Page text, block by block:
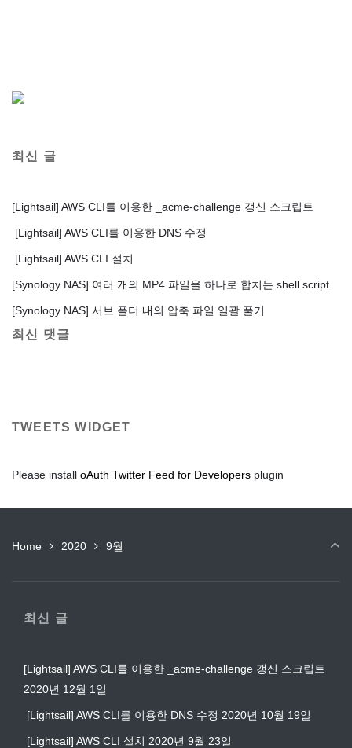
최신 글
[Lightsail] AWS CLI를 이용한 _acme-challenge 갱신 스크립트
[Lightsail] AWS CLI를 이용한 DNS 수정
[Lightsail] AWS CLI 설치
[Synology NAS] 여러 개의 MP4 파일을 하나로 합치는 shell script
[Synology NAS] 서브 폴더 내의 압축 파일 일괄 풀기
최신 댓글
TWEETS WIDGET
Please install oAuth Twitter Feed for Developers plugin
Home 2020 9월
최신 글
[Lightsail] AWS CLI를 이용한 _acme-challenge 갱신 스크립트
2020년 12월 1일
[Lightsail] AWS CLI를 이용한 DNS 수정 2020년 10월 19일
[Lightsail] AWS CLI 설치 2020년 9월 23일